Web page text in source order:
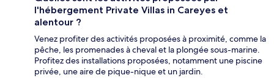
l'hébergement Private Villas in Careyes et
alentour ?
Venez profiter des activités proposées à proximité, comme la
pêche, les promenades à cheval et la plongée sous-marine.
Profitez des installations proposées, notamment une piscine
privée, une aire de pique-nique et un jardin.